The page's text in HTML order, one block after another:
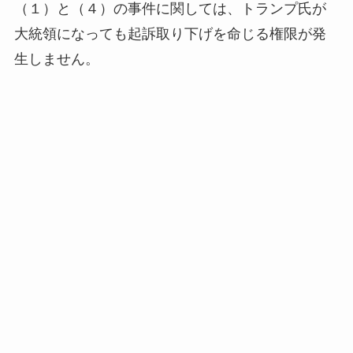
（１）と（４）の事件に関しては、トランプ氏が
大統領になっても起訴取り下げを命じる権限が発
生しません。